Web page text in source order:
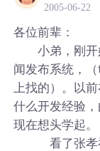
2005-06-22
各位前辈：
小弟，刚开
闻发布系统，
上找的）。以
什么开发经验，
现在想头学起。
看了张孝祥